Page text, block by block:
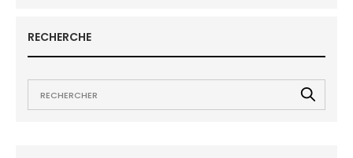
RECHERCHE